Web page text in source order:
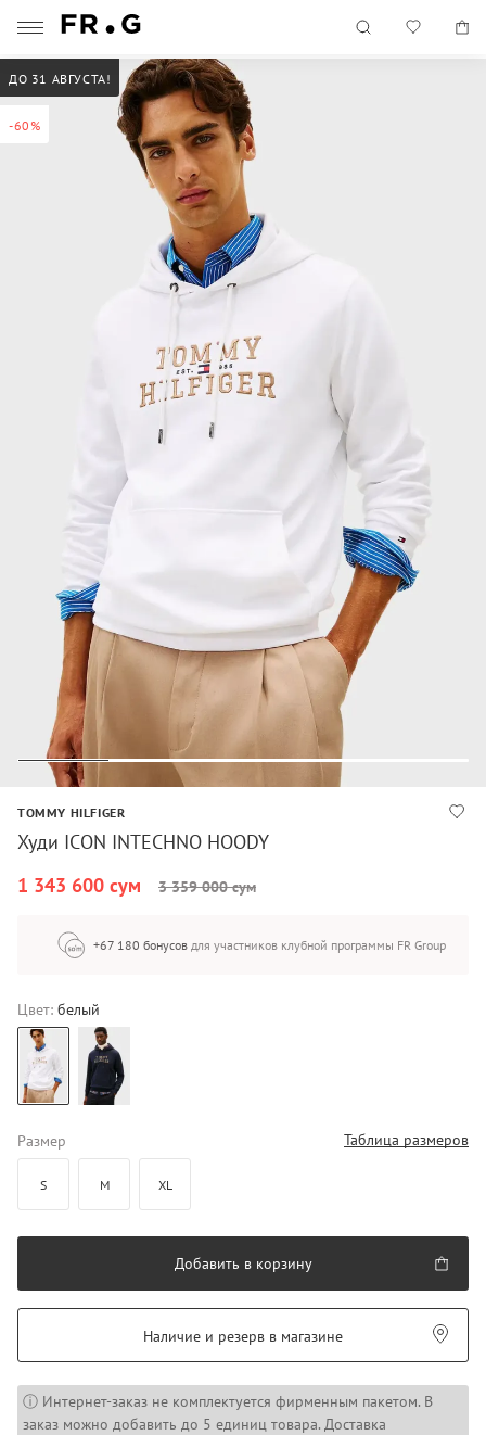
-60%
ДО 31 АВГУСТА!
TOMMY HILFIGER
Худи ICON INTECHNO HOODY
1 343 600 сум
3 359 000 сум
+67 180 бонусов для участников клубной программы FR Group
Цвет: белый
Размер Таблица размеров
S M XL
Добавить в корзину
Наличие и резерв в магазине
ⓘ Интернет-заказ не комплектуется фирменным пакетом. В
заказ можно добавить до 5 единиц товара. Доставка